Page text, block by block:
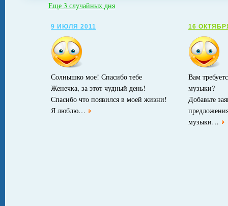
Еще 3 случайных дня
9 ИЮЛЯ 2011
Солнышко мое! Спасибо тебе
Женечка, за этот чудный день!
Спасибо что появился в моей жизни!
Я люблю…
16
Вам
музыки?
Добавьте
музыки…